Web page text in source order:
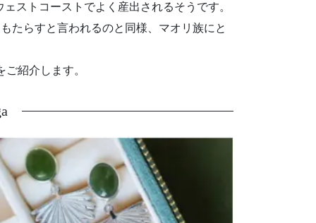
ストコーストでよく産出されるそうです。
たらすと言われるのと同様、マオリ族にと
紹介します。